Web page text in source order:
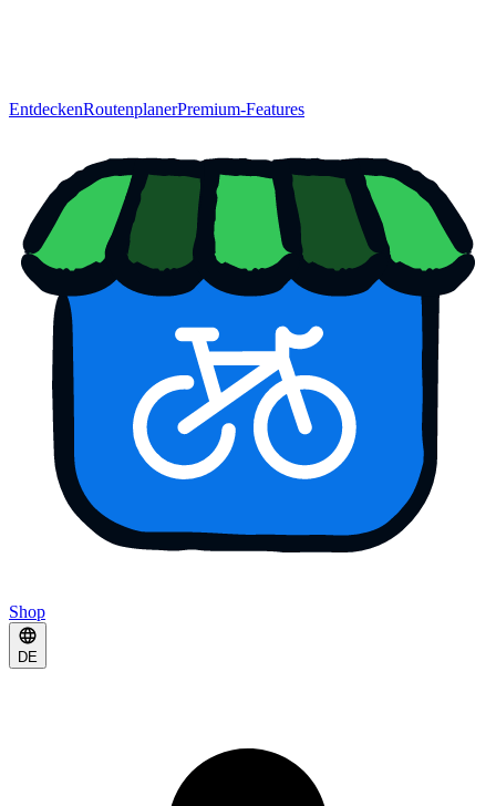
EntdeckenRoutenplanerPremium-Features
Shop
DE